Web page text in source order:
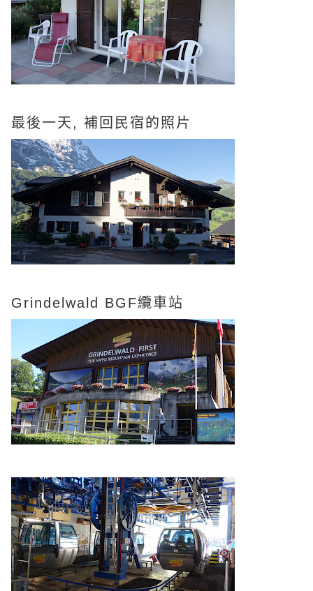
最後一天, 補回民宿的照片
Grindelwald BGF纜車站